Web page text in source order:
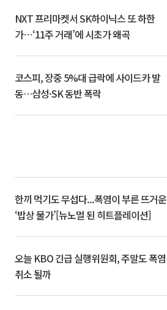
NXT 프리마켓서 SK하이닉스 또 하한
가⋯‘11주 거래’에 시초가 왜곡
코스피, 장중 5%대 급락에 사이드카 발
동…삼성·SK 동반 폭락
한끼 먹기도 무섭다...폭염이 부른 뜨거운
‘밥상 물가’[뉴노멀 된 히트플레이션]
오늘 KBO 긴급 실행위원회, 주말도 폭염
취소 될까